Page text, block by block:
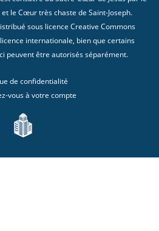
le Cœur très chaste de Saint-Joseph.
sous licence Creative Commons
internationale, bien que certains
peuvent être autorisés séparément.
de confidentialité
vous à votre compte